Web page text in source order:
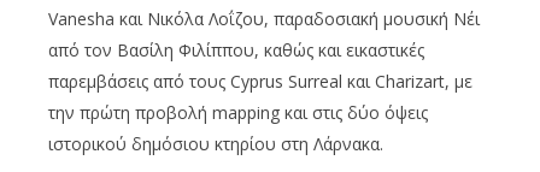
Vanesha και Νικόλα Λοΐζου, παραδοσιακή μουσική Νέι
από τον Βασίλη Φιλίππου, καθώς και εικαστικές
παρεμβάσεις από τους Cyprus Surreal και Charizart, με
την πρώτη προβολή mapping και στις δύο όψεις
ιστορικού δημόσιου κτηρίου στη Λάρνακα.